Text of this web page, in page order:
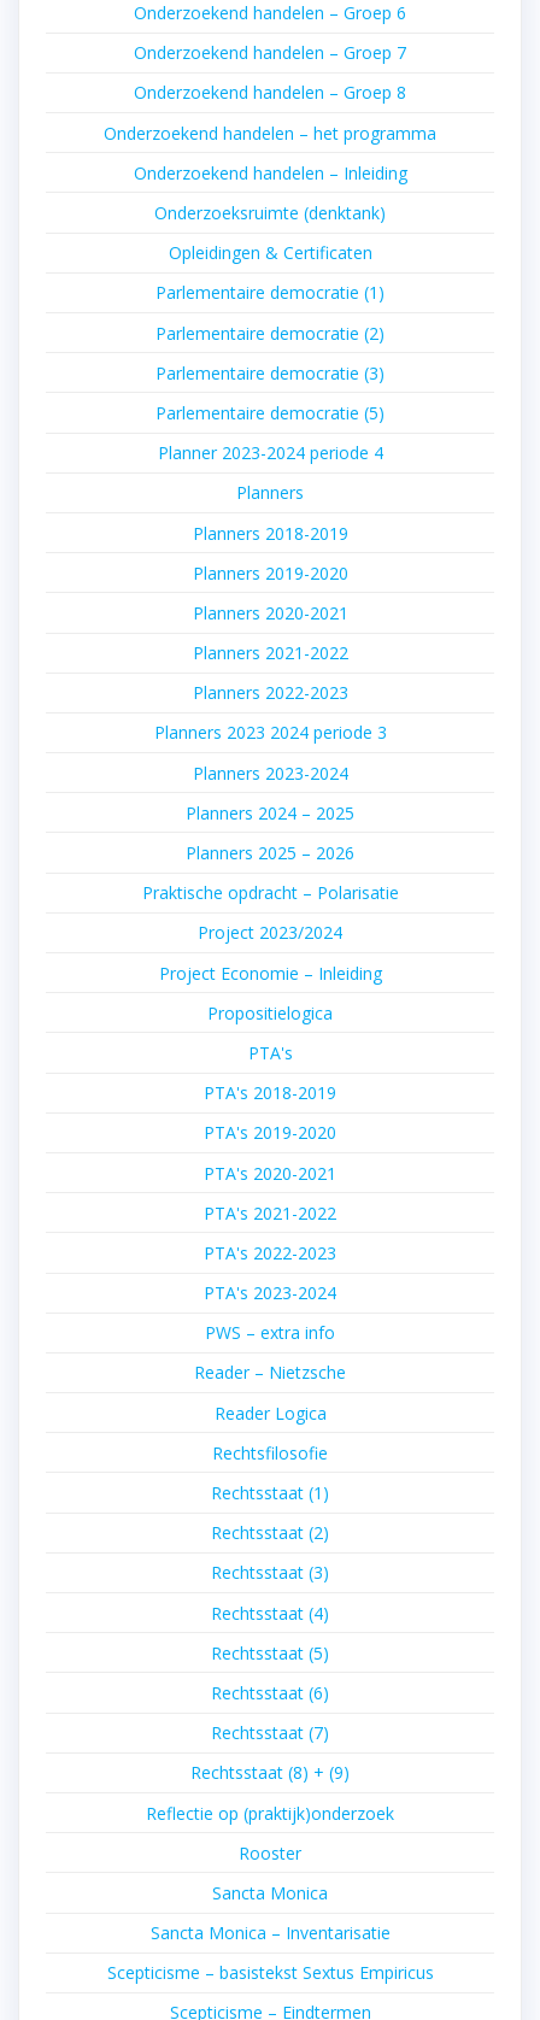
Onderzoekend handelen – Groep 6
Onderzoekend handelen – Groep 7
Onderzoekend handelen – Groep 8
Onderzoekend handelen – het programma
Onderzoekend handelen – Inleiding
Onderzoeksruimte (denktank)
Opleidingen & Certificaten
Parlementaire democratie (1)
Parlementaire democratie (2)
Parlementaire democratie (3)
Parlementaire democratie (5)
Planner 2023-2024 periode 4
Planners
Planners 2018-2019
Planners 2019-2020
Planners 2020-2021
Planners 2021-2022
Planners 2022-2023
Planners 2023 2024 periode 3
Planners 2023-2024
Planners 2024 – 2025
Planners 2025 – 2026
Praktische opdracht – Polarisatie
Project 2023/2024
Project Economie – Inleiding
Propositielogica
PTA's
PTA's 2018-2019
PTA's 2019-2020
PTA's 2020-2021
PTA's 2021-2022
PTA's 2022-2023
PTA's 2023-2024
PWS – extra info
Reader – Nietzsche
Reader Logica
Rechtsfilosofie
Rechtsstaat (1)
Rechtsstaat (2)
Rechtsstaat (3)
Rechtsstaat (4)
Rechtsstaat (5)
Rechtsstaat (6)
Rechtsstaat (7)
Rechtsstaat (8) + (9)
Reflectie op (praktijk)onderzoek
Rooster
Sancta Monica
Sancta Monica – Inventarisatie
Scepticisme – basistekst Sextus Empiricus
Scepticisme – Eindtermen